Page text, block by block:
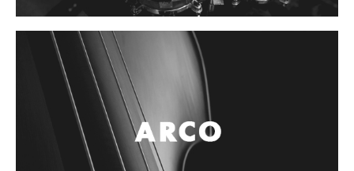
Controladores
Tornamesa
Mezcladora
Interfaz